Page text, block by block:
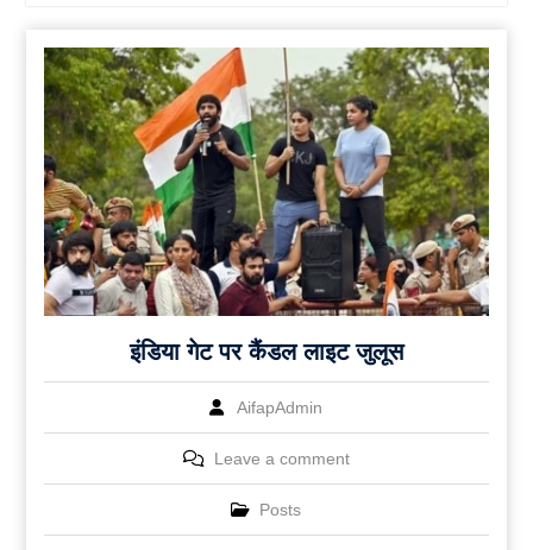
इंडिया गेट पर कैंडल लाइट जुलूस
AifapAdmin
Leave a comment
Posts